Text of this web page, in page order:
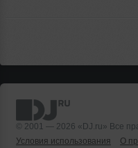
© 2001 — 2026 «DJ.ru» Все
Условия использования
О